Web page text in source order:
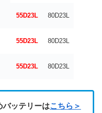
55D23L 80D23L
55D23L 80D23L
55D23L 80D23L
バッテリーはこちら＞